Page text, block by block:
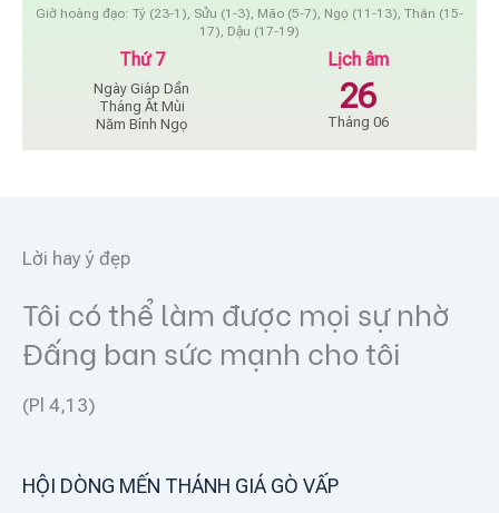
Giờ hoàng đạo: Tý (23-1), Sửu (1-3), Mão (5-7), Ngọ (11-13), Thân (15-
17), Dậu (17-19)
Thứ 7
Ngày Giáp Dần
Tháng Ất Mùi
Năm Bính Ngọ
Lịch âm
26
Tháng 06
Lời hay ý đẹp
Tôi có thể làm được mọi sự nhờ
Đấng ban sức mạnh cho tôi
(Pl 4,13)
HỘI DÒNG MẾN THÁNH GIÁ GÒ VẤP